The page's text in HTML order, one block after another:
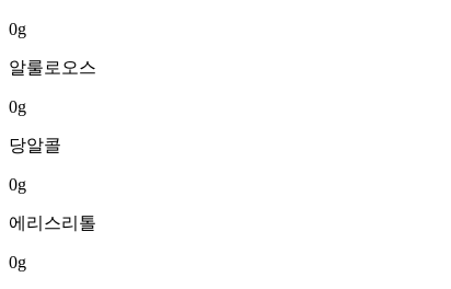
0g
알룰로오스
0g
당알콜
0g
에리스리톨
0g